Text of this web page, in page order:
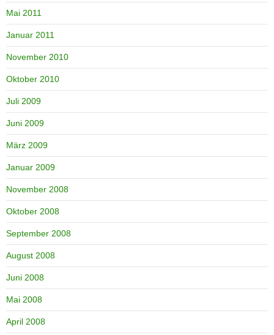
Mai 2011
Januar 2011
November 2010
Oktober 2010
Juli 2009
Juni 2009
März 2009
Januar 2009
November 2008
Oktober 2008
September 2008
August 2008
Juni 2008
Mai 2008
April 2008